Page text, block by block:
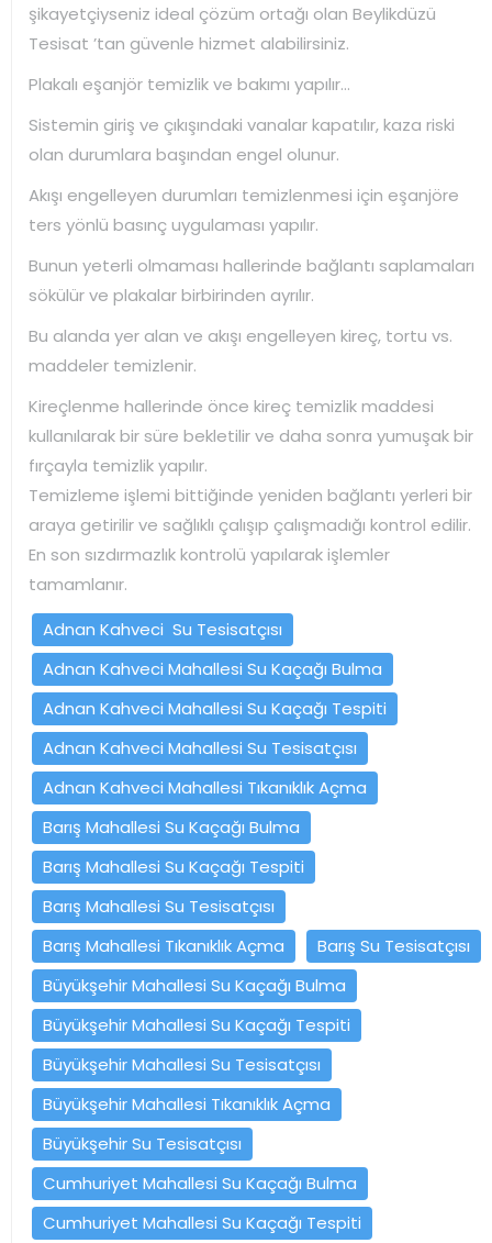
şikayetçiyseniz ideal çözüm ortağı olan Beylikdüzü
Tesisat ’tan güvenle hizmet alabilirsiniz.
Plakalı eşanjör temizlik ve bakımı yapılır…
Sistemin giriş ve çıkışındaki vanalar kapatılır, kaza riski
olan durumlara başından engel olunur.
Akışı engelleyen durumları temizlenmesi için eşanjöre
ters yönlü basınç uygulaması yapılır.
Bunun yeterli olmaması hallerinde bağlantı saplamaları
sökülür ve plakalar birbirinden ayrılır.
Bu alanda yer alan ve akışı engelleyen kireç, tortu vs.
maddeler temizlenir.
Kireçlenme hallerinde önce kireç temizlik maddesi
kullanılarak bir süre bekletilir ve daha sonra yumuşak bir
fırçayla temizlik yapılır.
Temizleme işlemi bittiğinde yeniden bağlantı yerleri bir
araya getirilir ve sağlıklı çalışıp çalışmadığı kontrol edilir.
En son sızdırmazlık kontrolü yapılarak işlemler
tamamlanır.
Adnan Kahveci Su Tesisatçısı
Adnan Kahveci Mahallesi Su Kaçağı Bulma
Adnan Kahveci Mahallesi Su Kaçağı Tespiti
Adnan Kahveci Mahallesi Su Tesisatçısı
Adnan Kahveci Mahallesi Tıkanıklık Açma
Barış Mahallesi Su Kaçağı Bulma
Barış Mahallesi Su Kaçağı Tespiti
Barış Mahallesi Su Tesisatçısı
Barış Mahallesi Tıkanıklık Açma
Barış Su Tesisatçısı
Büyükşehir Mahallesi Su Kaçağı Bulma
Büyükşehir Mahallesi Su Kaçağı Tespiti
Büyükşehir Mahallesi Su Tesisatçısı
Büyükşehir Mahallesi Tıkanıklık Açma
Büyükşehir Su Tesisatçısı
Cumhuriyet Mahallesi Su Kaçağı Bulma
Cumhuriyet Mahallesi Su Kaçağı Tespiti